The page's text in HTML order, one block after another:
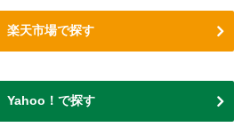
楽天市場で探す
Yahoo！で探す